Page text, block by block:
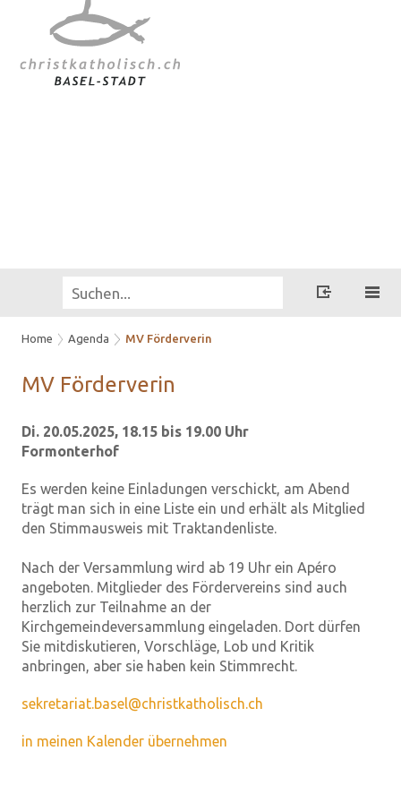
Home Agenda MV Förderverin
MV För­der­verin
Di. 20.05.2025, 18.15 bis 19.00 Uhr
Formonterhof
Es werden keine Einladungen verschickt, am Abend
trägt man sich in eine Liste ein und erhält als Mitglied
den Stimmausweis mit Traktandenliste.
Nach der Versammlung wird ab 19 Uhr ein Apéro
angeboten. Mitglieder des Fördervereins sind auch
herzlich zur Teilnahme an der
Kirchgemeindeversammlung eingeladen. Dort dürfen
Sie mitdiskutieren, Vorschläge, Lob und Kritik
anbringen, aber sie haben kein Stimmrecht.
sekretariat.basel@christkatholisch.ch
in meinen Kalender übernehmen